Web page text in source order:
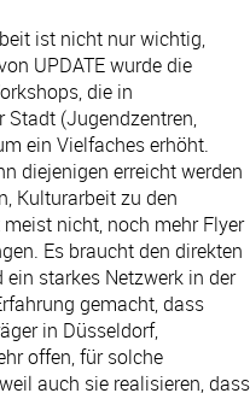
ist nicht nur wichtig,
UPDATE wurde die
die in
Stadt (Jugendzentren,
ein Vielfaches erhöht.
diejenigen erreicht werden
Kulturarbeit zu den
nicht, noch mehr Flyer
Es braucht den direkten
starkes Netzwerk in der
gemacht, dass
in Düsseldorf,
offen, für solche
auch sie realisieren, dass